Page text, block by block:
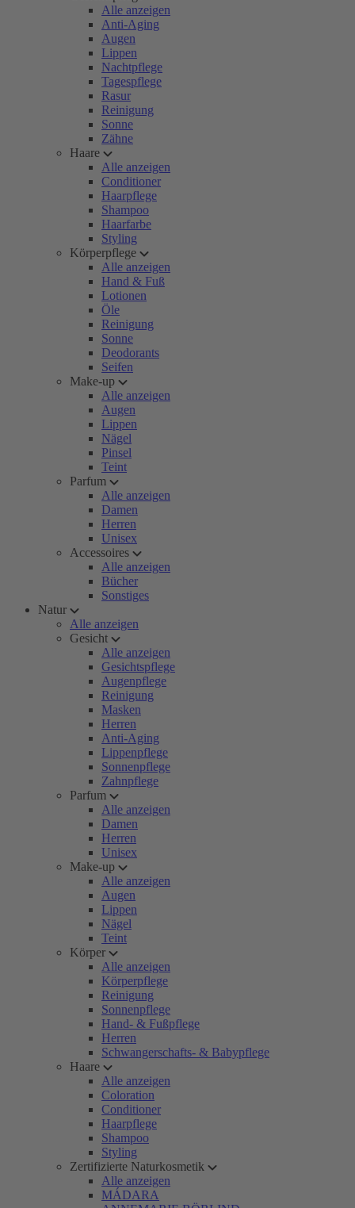
Alle anzeigen
Anti-Aging
Augen
Lippen
Nachtpflege
Tagespflege
Rasur
Reinigung
Sonne
Zähne
Haare
Alle anzeigen
Conditioner
Haarpflege
Shampoo
Haarfarbe
Styling
Körperpflege
Alle anzeigen
Hand & Fuß
Lotionen
Öle
Reinigung
Sonne
Deodorants
Seifen
Make-up
Alle anzeigen
Augen
Lippen
Nägel
Pinsel
Teint
Parfum
Alle anzeigen
Damen
Herren
Unisex
Accessoires
Alle anzeigen
Bücher
Sonstiges
Natur
Alle anzeigen
Gesicht
Alle anzeigen
Gesichtspflege
Augenpflege
Reinigung
Masken
Herren
Anti-Aging
Lippenpflege
Sonnenpflege
Zahnpflege
Parfum
Alle anzeigen
Damen
Herren
Unisex
Make-up
Alle anzeigen
Augen
Lippen
Nägel
Teint
Körper
Alle anzeigen
Körperpflege
Reinigung
Sonnenpflege
Hand- & Fußpflege
Herren
Schwangerschafts- & Babypflege
Haare
Alle anzeigen
Coloration
Conditioner
Haarpflege
Shampoo
Styling
Zertifizierte Naturkosmetik
Alle anzeigen
MÁDARA